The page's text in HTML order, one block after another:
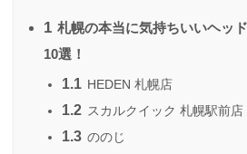
1 札幌の本当に気持ちいいヘッ
10選！
1.1 HEDEN 札幌店
1.2 スカルクイック 札幌駅前店
1.3 ののじ